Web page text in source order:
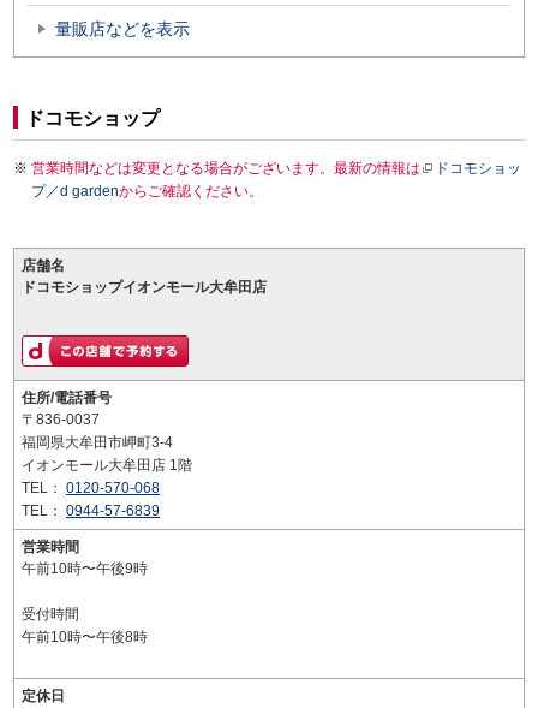
量販店などを表示
ドコモショップ
営業時間などは変更となる場合がございます。最新の情報は
ドコモショッ
プ／d gardenからご確認ください。
店舗名
ドコモショップイオンモール大牟田店
住所/電話番号
〒836-0037
福岡県大牟田市岬町3-4
イオンモール大牟田店 1階
TEL： 0120-570-068
TEL： 0944-57-6839
営業時間
午前10時〜午後9時
受付時間
午前10時〜午後8時
定休日